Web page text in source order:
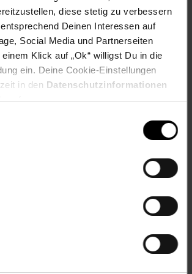
diese stetig zu verbessern
Deinen Interessen auf
Social Media und Partnerseiten
Klick auf „Ok“ willigst Du in die
ein. Deine Cookie-Einstellungen
in den Datenschutzinformationen
Heerenveen
Industrieweg
Address: Industrieweg 4, 8444 AR
Netherlands
Email: info@xlc-parts.com
Name: XLC - Accell Nederland B.V
Kategorie:
Weiteres Fahrrad-Zubehör